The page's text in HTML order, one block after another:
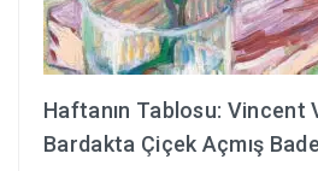
Haftanın Tablosu: Vincent
Bardakta Çiçek Açmış